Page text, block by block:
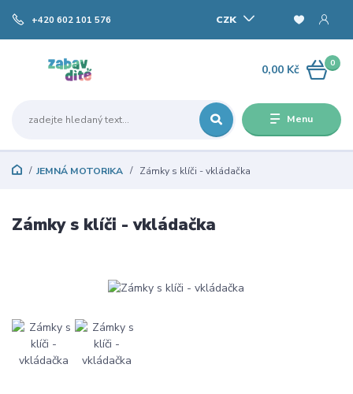
Menu
CZK
+420 602 101 576
0
0,00 Kč
JEMNÁ MOTORIKA Zámky s klíči - vkládačka
Zámky s klíči - vkládačka